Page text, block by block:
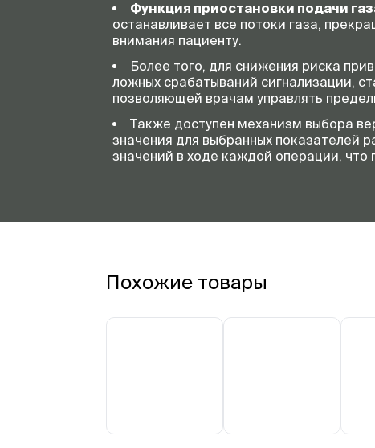
Функция приостановки подачи
останавливает все потоки газа,
внимания пациенту.
Более того, для снижения риска
ложных срабатываний сигнализации,
позволяющей врачам управлять
Также доступен механизм выбора
значения для выбранных показателей
значений в ходе каждой операции,
Похожие товары